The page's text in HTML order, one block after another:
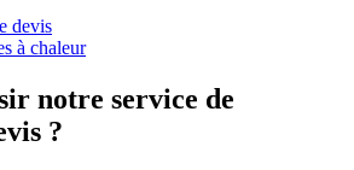
devis
à chaleur
notre service de
?